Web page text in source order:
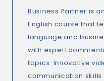
Business Partner is
English course that
language and
with expert
topics. Innovative
communication